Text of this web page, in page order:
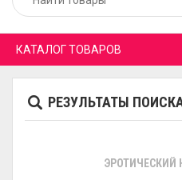
КАТАЛОГ ТОВАРОВ
РЕЗУЛЬТАТЫ
ЭРОТИЧЕСКИЙ